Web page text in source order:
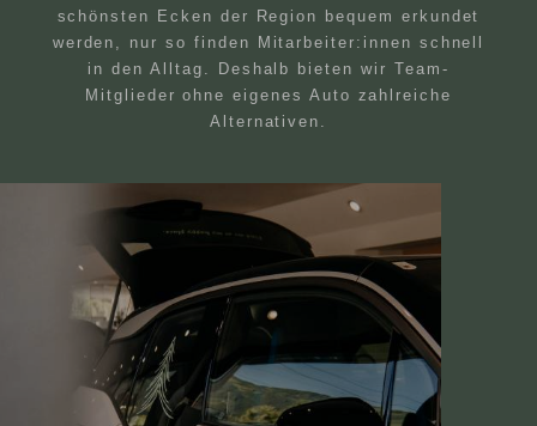
schönsten Ecken der Region bequem erkundet
werden, nur so finden Mitarbeiter:innen schnell
in den Alltag. Deshalb bieten wir Team-
Mitglieder ohne eigenes Auto zahlreiche
Alternativen.